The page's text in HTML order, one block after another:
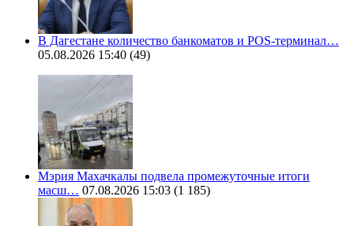
В Дагестане количество банкоматов и POS-терминал…
05.08.2026 15:40 (49)
Мэрия Махачкалы подвела промежуточные итоги
масш… 07.08.2026 15:03 (1 185)